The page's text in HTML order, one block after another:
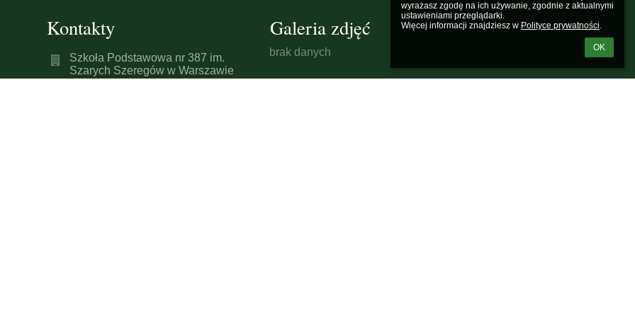
wyrażasz zgodę na ich używanie, zgodnie z aktualnymi
ustawieniami przeglądarki.
Więcej informacji znajdziesz w Polityce prywatności.
OK
Kontakty
Szkoła Podstawowa nr 387 im.
Szarych Szeregów w Warszawie
Galeria zdjęć
brak danych